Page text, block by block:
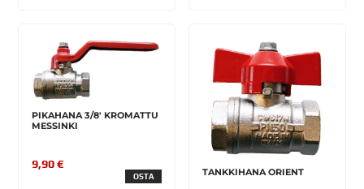
PIKAHANA 3/8' KROMATTU
MESSINKI
9,90 €
OSTA TANKKIHANA ORIENT